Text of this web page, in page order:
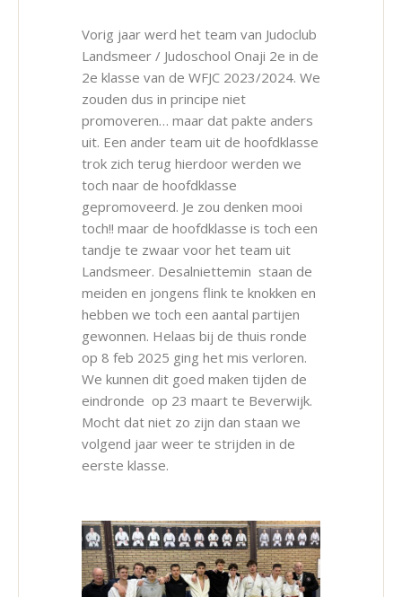
Vorig jaar werd het team van Judoclub
Landsmeer / Judoschool Onaji 2e in de
2e klasse van de WFJC 2023/2024. We
zouden dus in principe niet
promoveren… maar dat pakte anders
uit. Een ander team uit de hoofdklasse
trok zich terug hierdoor werden we
toch naar de hoofdklasse
gepromoveerd. Je zou denken mooi
toch!! maar de hoofdklasse is toch een
tandje te zwaar voor het team uit
Landsmeer. Desalniettemin staan de
meiden en jongens flink te knokken en
hebben we toch een aantal partijen
gewonnen. Helaas bij de thuis ronde
op 8 feb 2025 ging het mis verloren.
We kunnen dit goed maken tijden de
eindronde op 23 maart te Beverwijk.
Mocht dat niet zo zijn dan staan we
volgend jaar weer te strijden in de
eerste klasse.